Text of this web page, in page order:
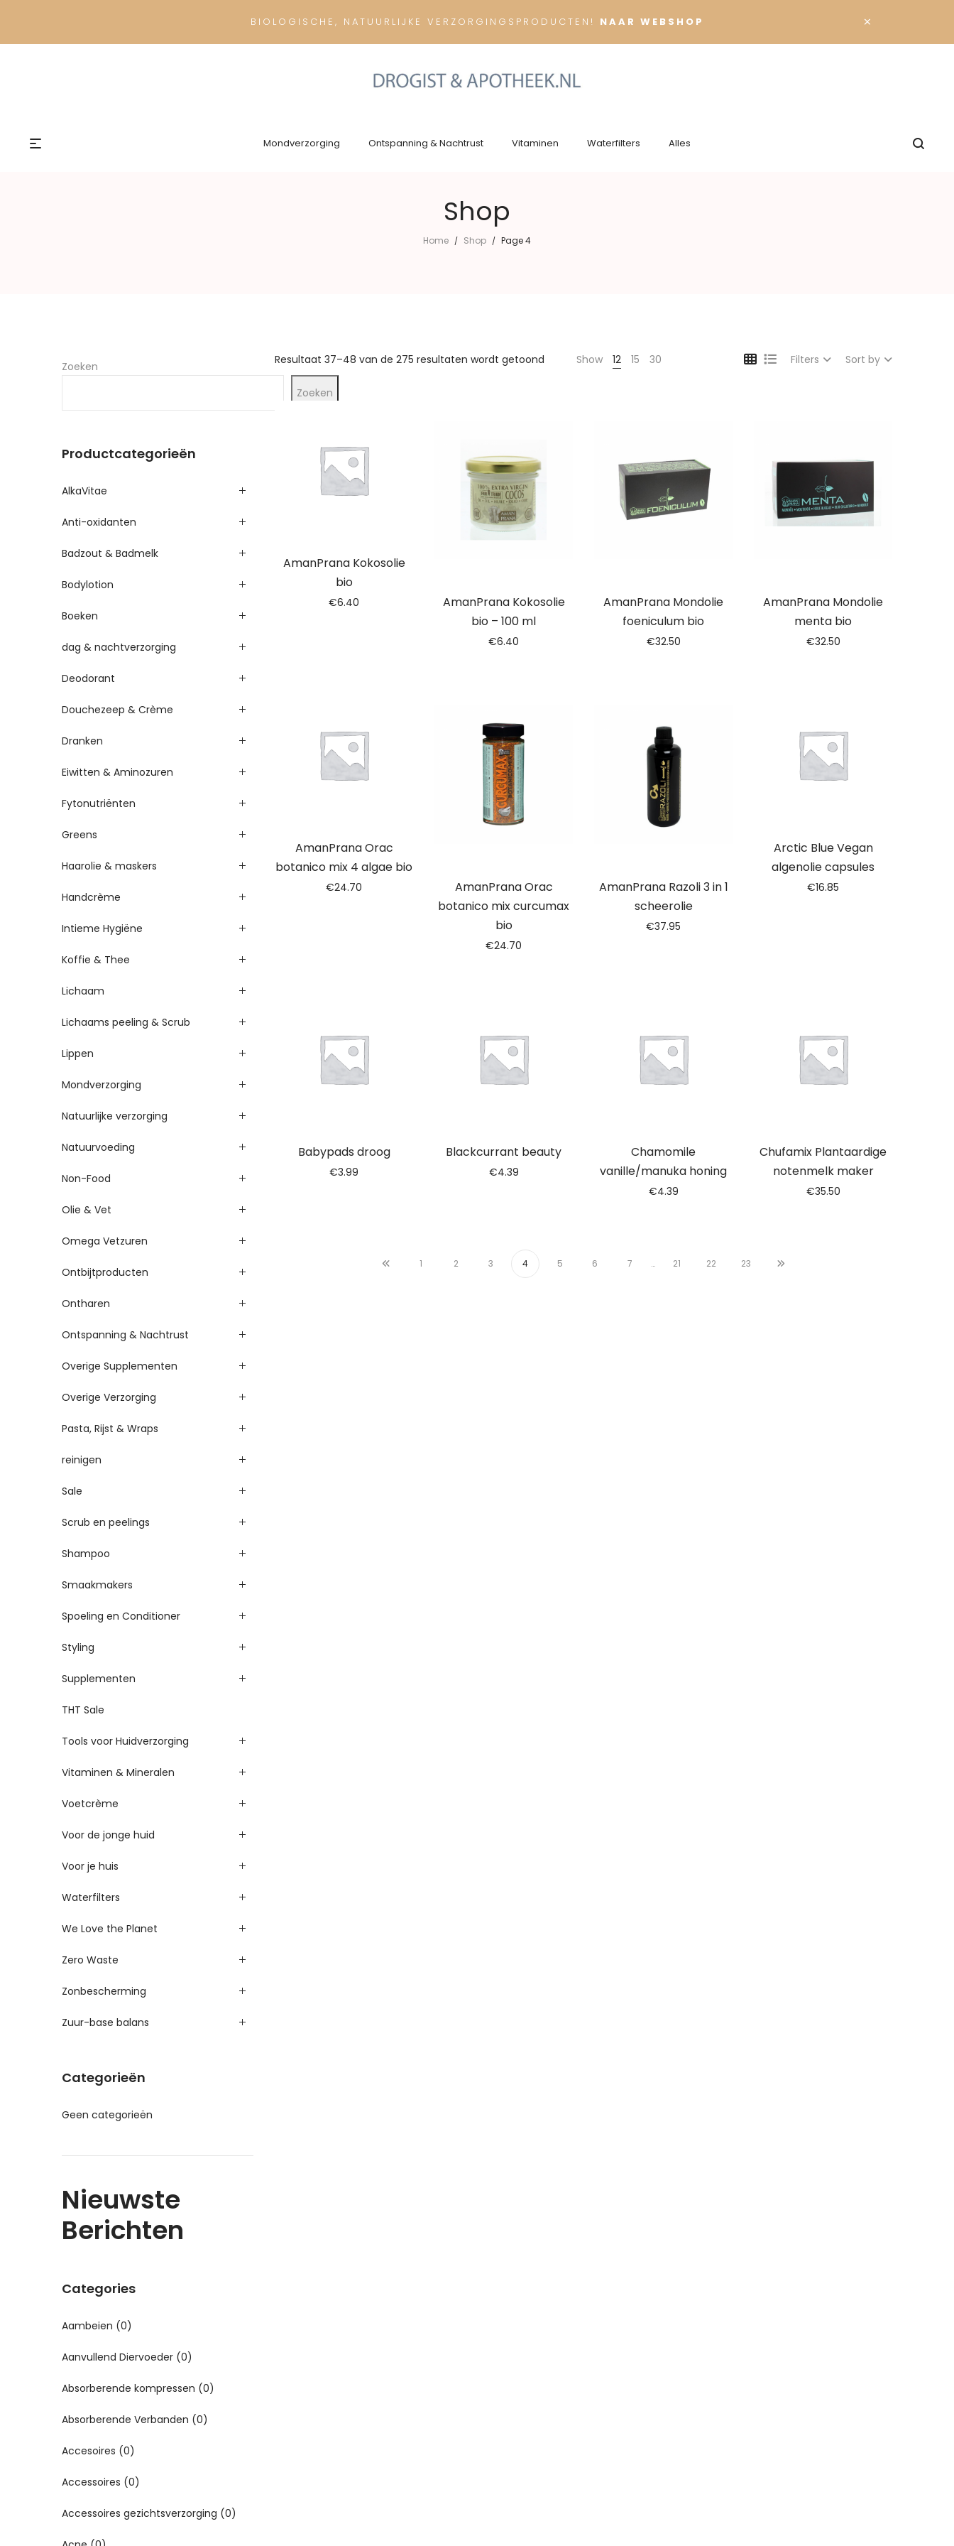
×
BIOLOGISCHE, NATUURLIJKE VERZORGINGSPRODUCTEN! NAAR WEBSHOP
Mondverzorging Ontspanning & Nachtrust Vitaminen Waterfilters Alles
Shop
Home / Shop / Page 4
Resultaat 37–48 van de 275 resultaten wordt getoond Show 12 15 30 Filters Sort by
AmanPrana Kokosolie
bio
€6.40
AmanPrana Kokosolie
bio – 100 ml
€6.40
AmanPrana Mondolie
foeniculum bio
€32.50
AmanPrana Mondolie
menta bio
€32.50
AmanPrana Orac
botanico mix 4 algae bio
€24.70
AmanPrana Orac
botanico mix curcumax
bio
€24.70
AmanPrana Razoli 3 in 1
scheerolie
€37.95
Arctic Blue Vegan
algenolie capsules
€16.85
Babypads droog
€3.99
Blackcurrant beauty
€4.39
Chamomile
vanille/manuka honing
€4.39
Chufamix Plantaardige
notenmelk maker
€35.50
1 2 3 4 5 6 7 … 21 22 23
Zoeken
Zoeken
Productcategorieën
AlkaVitae
Anti-oxidanten
Badzout & Badmelk
Bodylotion
Boeken
dag & nachtverzorging
Deodorant
Douchezeep & Crème
Dranken
Eiwitten & Aminozuren
Fytonutriënten
Greens
Haarolie & maskers
Handcrème
Intieme Hygiëne
Koffie & Thee
Lichaam
Lichaams peeling & Scrub
Lippen
Mondverzorging
Natuurlijke verzorging
Natuurvoeding
Non-Food
Olie & Vet
Omega Vetzuren
Ontbijtproducten
Ontharen
Ontspanning & Nachtrust
Overige Supplementen
Overige Verzorging
Pasta, Rijst & Wraps
reinigen
Sale
Scrub en peelings
Shampoo
Smaakmakers
Spoeling en Conditioner
Styling
Supplementen
THT Sale
Tools voor Huidverzorging
Vitaminen & Mineralen
Voetcrème
Voor de jonge huid
Voor je huis
Waterfilters
We Love the Planet
Zero Waste
Zonbescherming
Zuur-base balans
Categorieën
Geen categorieën
Nieuwste
Berichten
Categories
Aambeien (0)
Aanvullend Diervoeder (0)
Absorberende kompressen (0)
Absorberende Verbanden (0)
Accesoires (0)
Accessoires (0)
Accessoires gezichtsverzorging (0)